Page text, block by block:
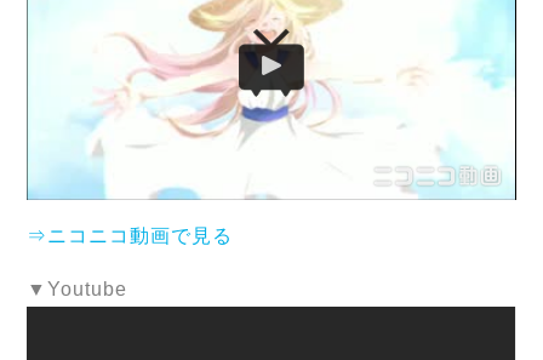
⇒ニコニコ動画で見る
▼Youtube